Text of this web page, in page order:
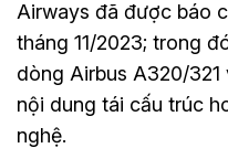
Airways đã được báo
tháng 11/2023; trong
dòng Airbus A320/
nội dung tái cấu trúc
nghệ.